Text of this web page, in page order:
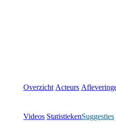
Overzicht Acteurs
Videos StatistiekenSuggesties